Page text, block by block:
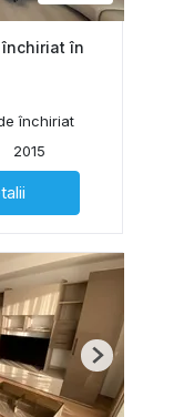
în
închiriat
2015
Next